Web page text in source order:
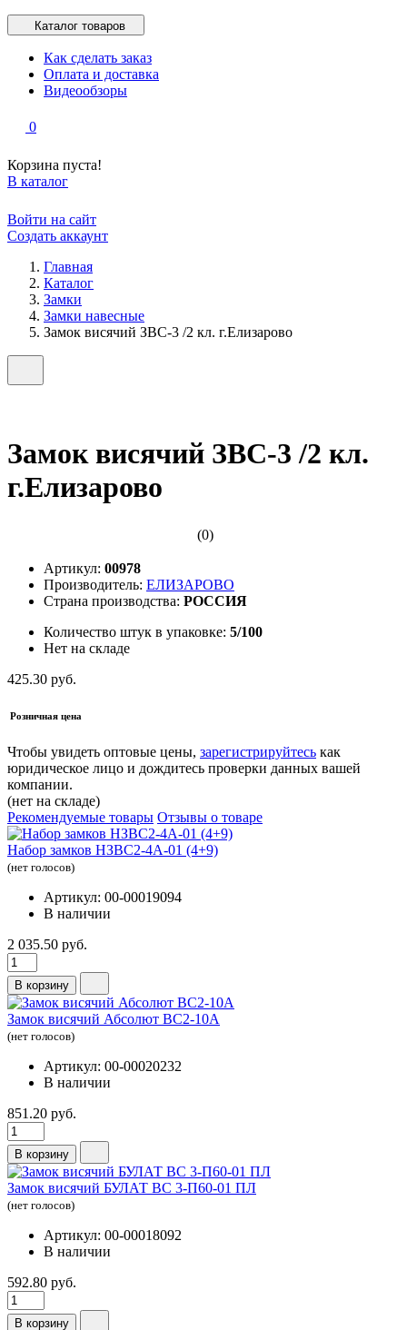
Каталог товаров
Как сделать заказ
Оплата и доставка
Видеообзоры
0
Корзина пуста!
В каталог
Войти на сайт
Создать аккаунт
Главная
Каталог
Замки
Замки навесные
Замок висячий ЗВС-3 /2 кл. г.Елизарово
Замок висячий ЗВС-3 /2 кл.
г.Елизарово
(0)
Артикул: 00978
Производитель: ЕЛИЗАРОВО
Страна производства: РОССИЯ
Количество штук в упаковке: 5/100
Нет на складе
425.30 руб.
Розничная цена
Чтобы увидеть оптовые цены, зарегистрируйтесь как
юридическое лицо и дождитесь проверки данных вашей
компании.
(нет на складе)
Рекомендуемые товары Отзывы о товаре
Набор замков НЗВС2-4А-01 (4+9)
(нет голосов)
Артикул: 00-00019094
В наличии
2 035.50 руб.
В корзину
Замок висячий Абсолют ВС2-10А
(нет голосов)
Артикул: 00-00020232
В наличии
851.20 руб.
В корзину
Замок висячий БУЛАТ ВС 3-П60-01 ПЛ
(нет голосов)
Артикул: 00-00018092
В наличии
592.80 руб.
В корзину